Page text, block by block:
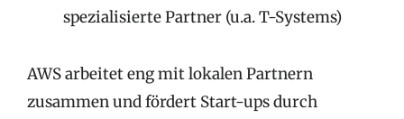
spezialisierte Partner (u.a. T-Systems)
AWS arbeitet eng mit lokalen Partnern
zusammen und fördert Start-ups durch